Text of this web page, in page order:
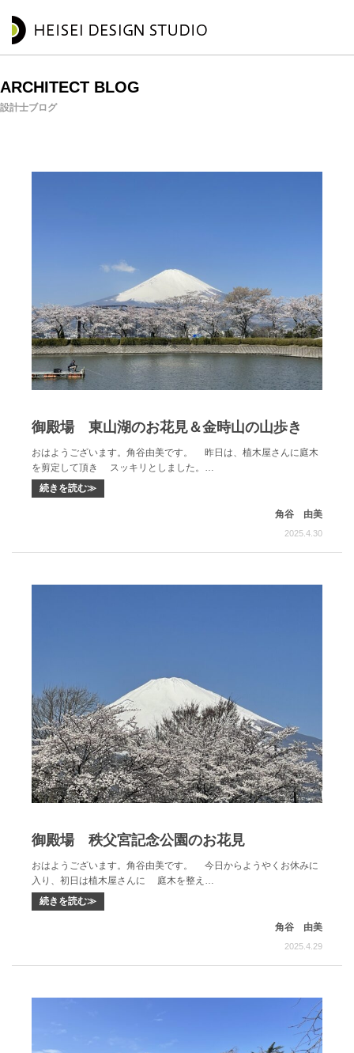
ARCHITECT BLOG
設計士ブログ
御殿場 東山湖のお花見＆金時山の山歩き
おはようございます。角谷由美です。 昨日は、植木屋さんに庭木
を剪定して頂き スッキリとしました。…
続きを読む≫
角谷 由美
2025.4.30
御殿場 秩父宮記念公園のお花見
おはようございます。角谷由美です。 今日からようやくお休みに
入り、初日は植木屋さんに 庭木を整え…
続きを読む≫
角谷 由美
2025.4.29